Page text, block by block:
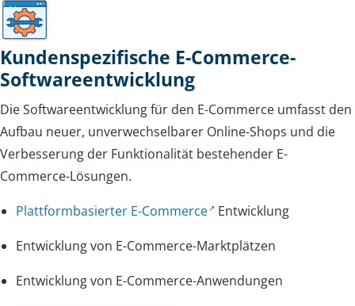
Kundenspezifische E-Commerce-
Softwareentwicklung
Die Softwareentwicklung für den E-Commerce umfasst den
Aufbau neuer, unverwechselbarer Online-Shops und die
Verbesserung der Funktionalität bestehender E-
Commerce-Lösungen.
Plattformbasierter E-Commerce
Entwicklung
Entwicklung von E-Commerce-Marktplätzen
Entwicklung von E-Commerce-Anwendungen